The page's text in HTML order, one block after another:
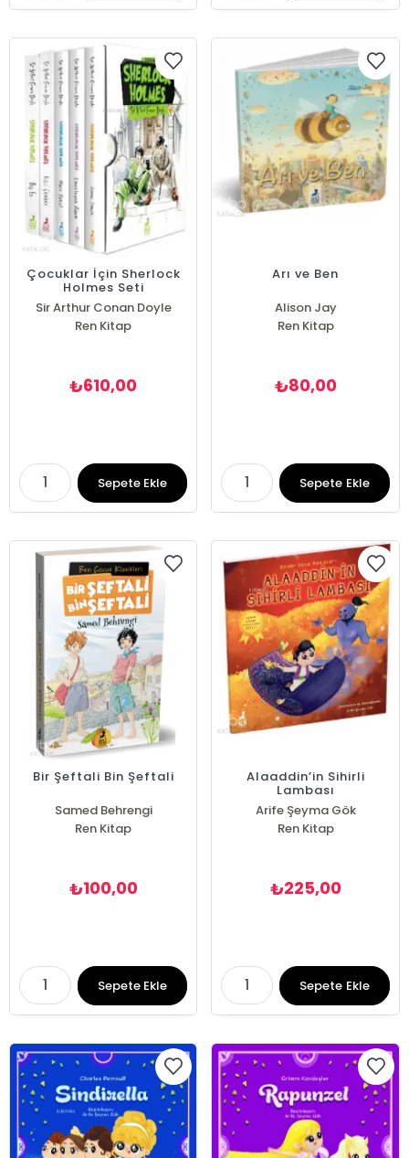
Çocuklar İçin Sherlock
Holmes Seti
Sir Arthur Conan Doyle
Ren Kitap
₺610,00
Sepete Ekle
Arı ve Ben
Alison Jay
Ren Kitap
₺80,00
Sepete Ekle
Bir Şeftali Bin Şeftali
Samed Behrengi
Ren Kitap
₺100,00
Sepete Ekle
Alaaddin’in Sihirli
Lambası
Arife Şeyma Gök
Ren Kitap
₺225,00
Sepete Ekle